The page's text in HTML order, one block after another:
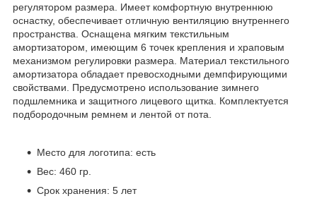
регулятором размера. Имеет комфортную внутреннюю
оснастку, обеспечивает отличную вентиляцию внутреннего
пространства. Оснащена мягким текстильным
амортизатором, имеющим 6 точек крепления и храповым
механизмом регулировки размера. Материал текстильного
амортизатора обладает превосходными демпфирующими
свойствами. Предусмотрено использование зимнего
подшлемника и защитного лицевого щитка. Комплектуется
подбородочным ремнем и лентой от пота.
Место для логотипа: есть
Вес: 460 гр.
Срок хранения: 5 лет